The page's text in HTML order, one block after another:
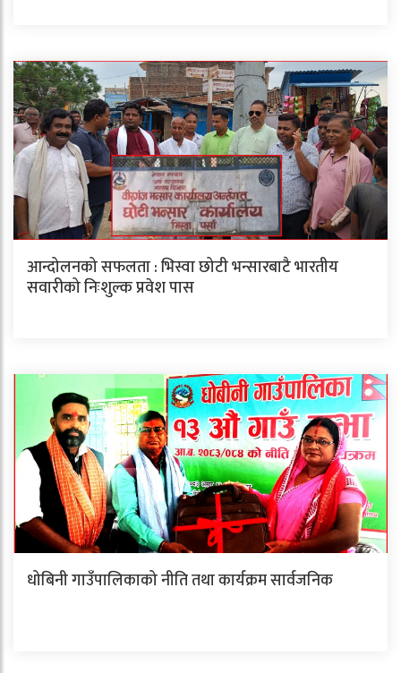
आन्दोलनको सफलता : भिस्वा छोटी भन्सारबाटै भारतीय
सवारीको निःशुल्क प्रवेश पास
धोबिनी गाउँपालिकाको नीति तथा कार्यक्रम सार्वजनिक